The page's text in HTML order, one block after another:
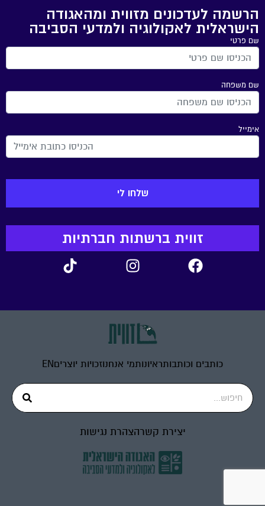
הרשמה לעדכונים מזווית ומהאגודה
הישראלית לאקולוגיה ולמדעי הסביבה
שם פרטי
שם משפחה
אימייל
זווית ברשתות חברתיות
כותבים וכותבותראיונותמי אנחנוזכויות יוצריםEN
יצירת קשרהצהרת נגישות